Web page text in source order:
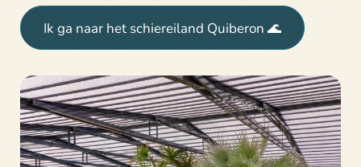
Ik ga naar het schiereiland Quiberon 🌊